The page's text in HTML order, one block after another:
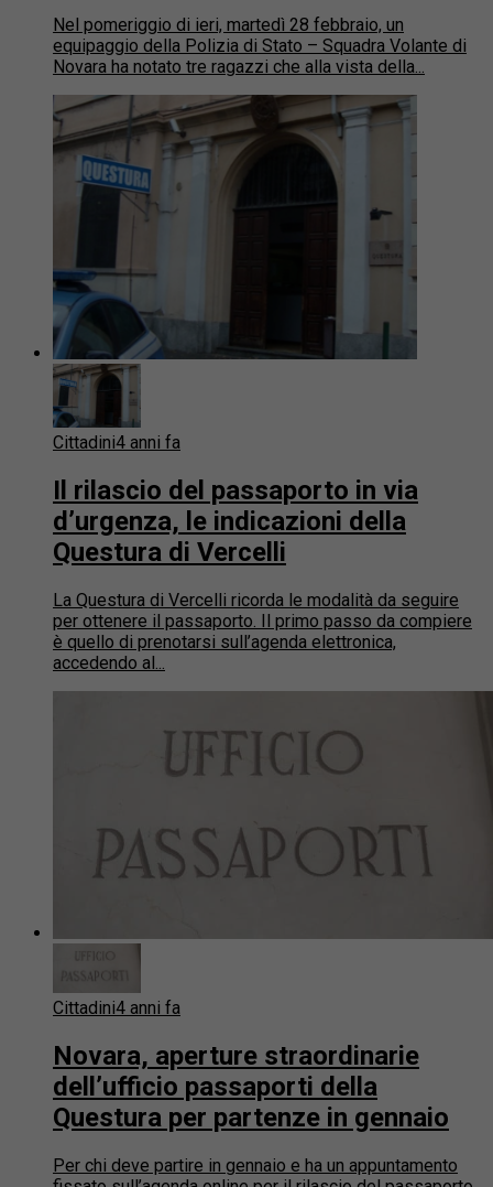
Nel pomeriggio di ieri, martedì 28 febbraio, un
equipaggio della Polizia di Stato – Squadra Volante di
Novara ha notato tre ragazzi che alla vista della...
Cittadini4 anni fa
Il rilascio del passaporto in via
d’urgenza, le indicazioni della
Questura di Vercelli
La Questura di Vercelli ricorda le modalità da seguire
per ottenere il passaporto. Il primo passo da compiere
è quello di prenotarsi sull’agenda elettronica,
accedendo al...
Cittadini4 anni fa
Novara, aperture straordinarie
dell’ufficio passaporti della
Questura per partenze in gennaio
Per chi deve partire in gennaio e ha un appuntamento